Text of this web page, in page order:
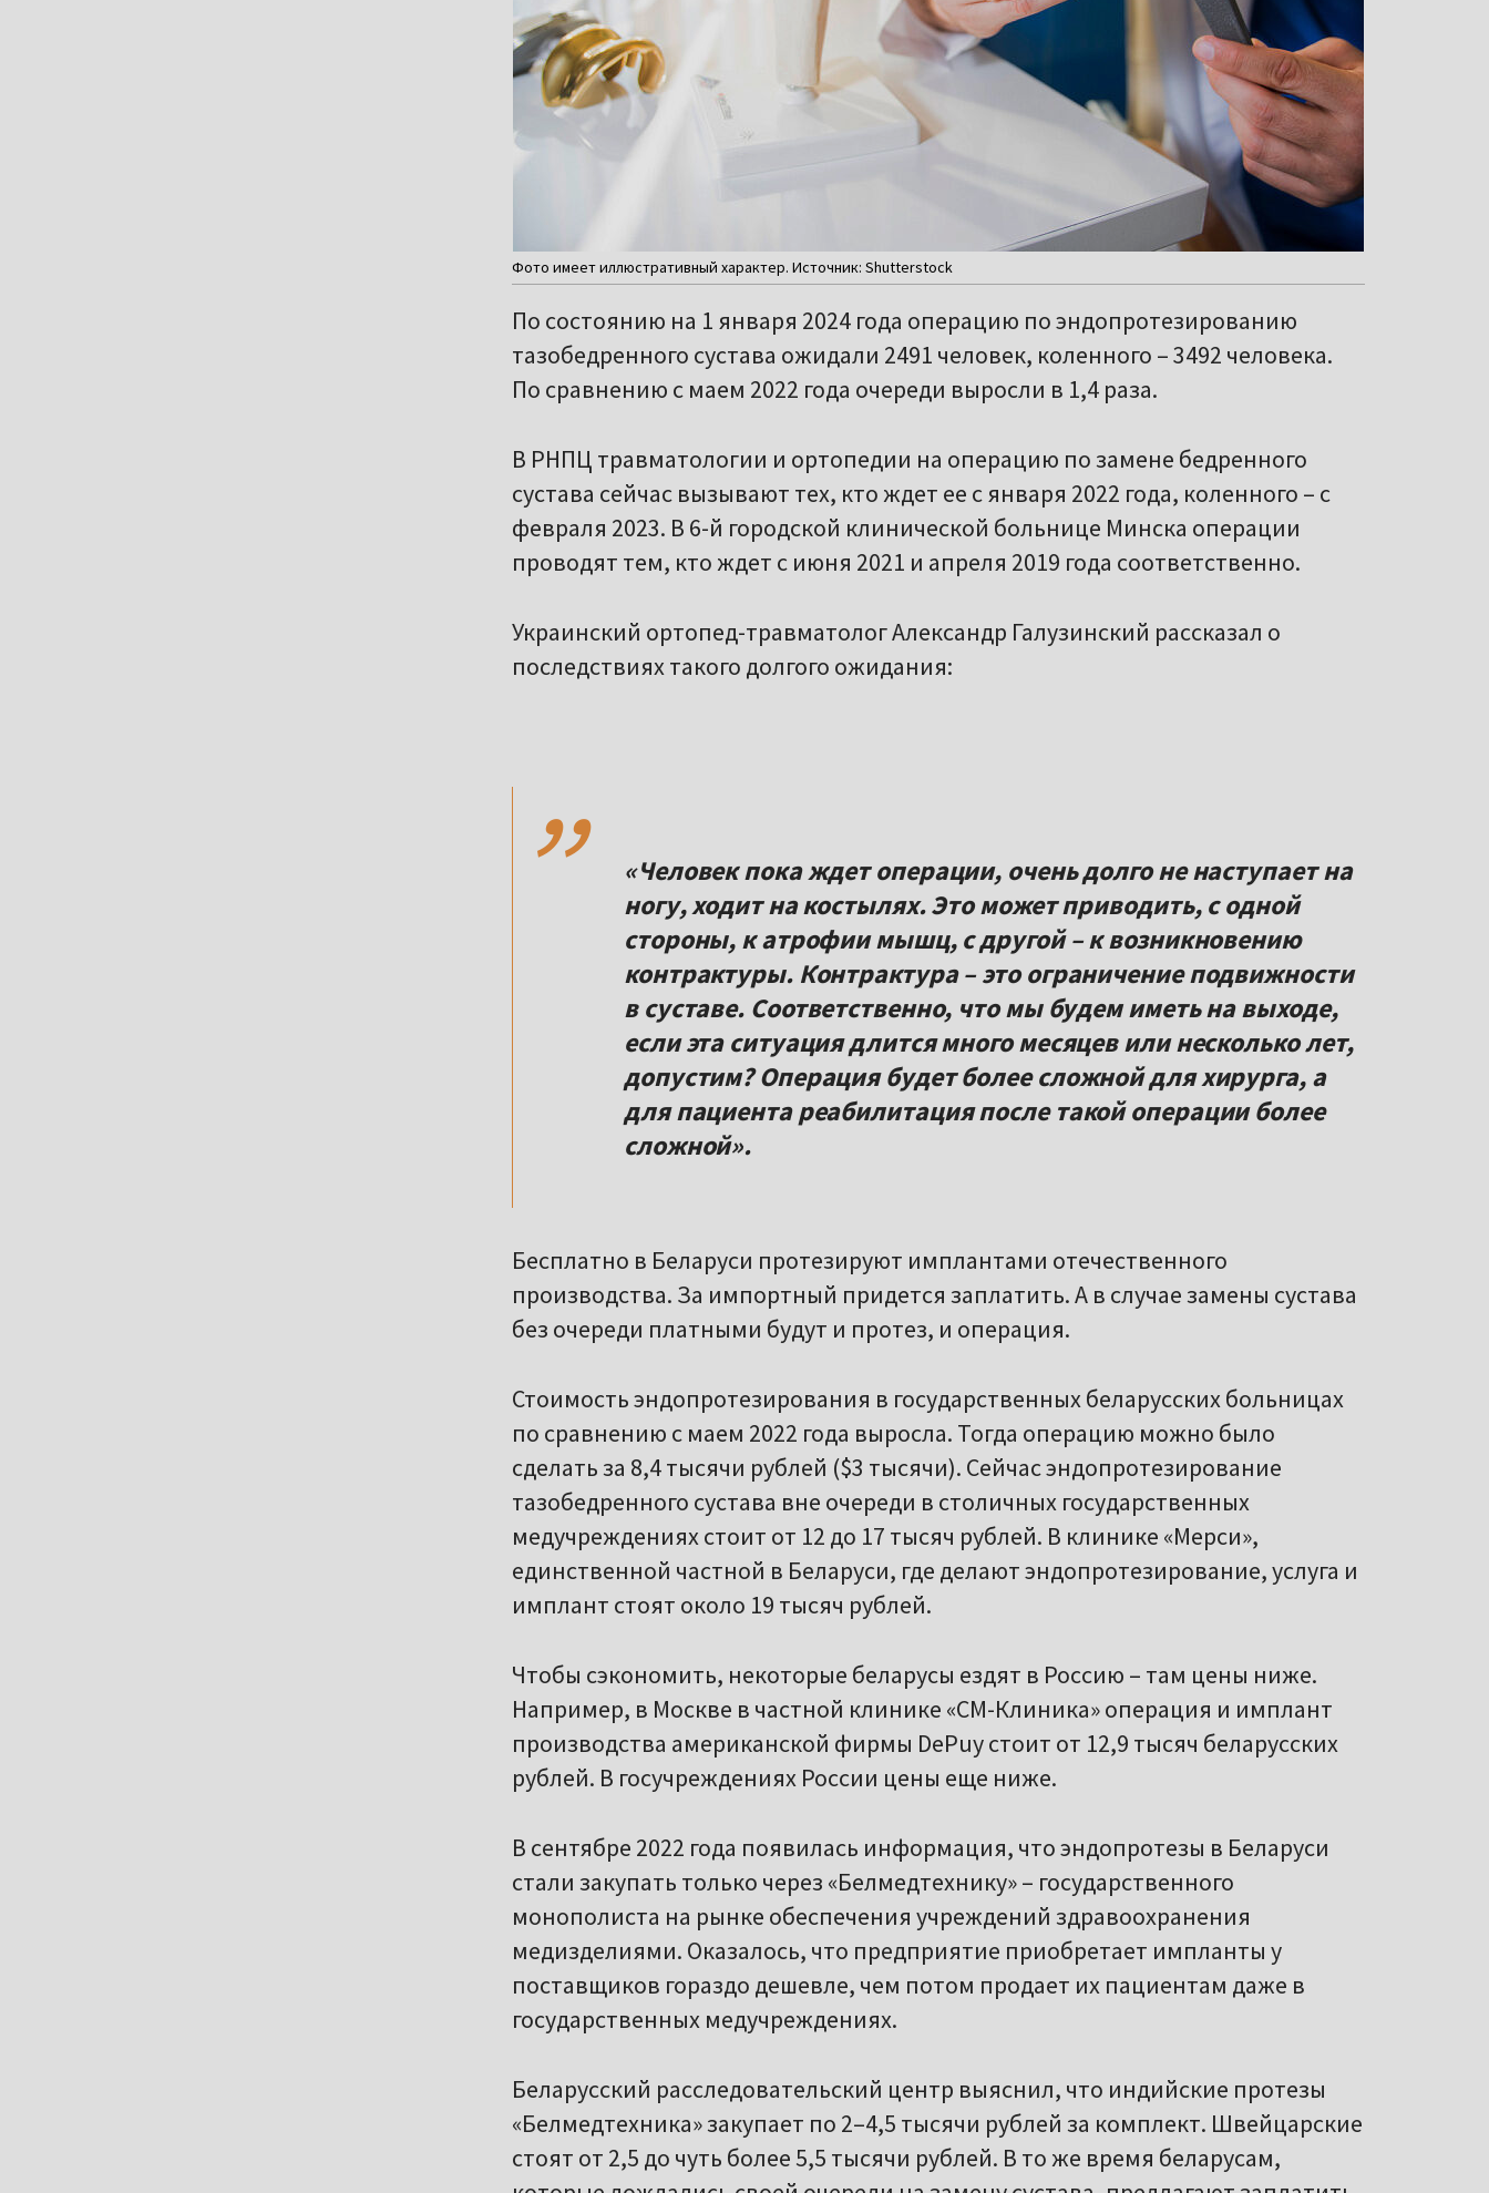
Фото имеет иллюстративный характер. Источник: Shutterstock
По состоянию на 1 января 2024 года операцию по эндопротезированию
тазобедренного сустава ожидали 2491 человек, коленного – 3492 человека.
По сравнению с маем 2022 года очереди выросли в 1,4 раза.
В РНПЦ травматологии и ортопедии на операцию по замене бедренного
сустава сейчас вызывают тех, кто ждет ее с января 2022 года, коленного – с
февраля 2023. В 6-й городской клинической больнице Минска операции
проводят тем, кто ждет с июня 2021 и апреля 2019 года соответственно.
Украинский ортопед-травматолог Александр Галузинский рассказал о
последствиях такого долгого ожидания:
,,
«Человек пока ждет операции, очень долго не наступает на
ногу, ходит на костылях. Это может приводить, с одной
стороны, к атрофии мышц, с другой – к возникновению
контрактуры. Контрактура – это ограничение подвижности
в суставе. Соответственно, что мы будем иметь на выходе,
если эта ситуация длится много месяцев или несколько лет,
допустим? Операция будет более сложной для хирурга, а
для пациента реабилитация после такой операции более
сложной».
Бесплатно в Беларуси протезируют имплантами отечественного
производства. За импортный придется заплатить. А в случае замены сустава
без очереди платными будут и протез, и операция.
Стоимость эндопротезирования в государственных беларусских больницах
по сравнению с маем 2022 года выросла. Тогда операцию можно было
сделать за 8,4 тысячи рублей ($3 тысячи). Сейчас эндопротезирование
тазобедренного сустава вне очереди в столичных государственных
медучреждениях стоит от 12 до 17 тысяч рублей. В клинике «Мерси»,
единственной частной в Беларуси, где делают эндопротезирование, услуга и
имплант стоят около 19 тысяч рублей.
Чтобы сэкономить, некоторые беларусы ездят в Россию – там цены ниже.
Например, в Москве в частной клинике «СМ-Клиника» операция и имплант
производства американской фирмы DePuy стоит от 12,9 тысяч беларусских
рублей. В госучреждениях России цены еще ниже.
В сентябре 2022 года появилась информация, что эндопротезы в Беларуси
стали закупать только через «Белмедтехнику» – государственного
монополиста на рынке обеспечения учреждений здравоохранения
медизделиями. Оказалось, что предприятие приобретает импланты у
поставщиков гораздо дешевле, чем потом продает их пациентам даже в
государственных медучреждениях.
Беларусский расследовательский центр выяснил, что индийские протезы
«Белмедтехника» закупает по 2–4,5 тысячи рублей за комплект. Швейцарские
стоят от 2,5 до чуть более 5,5 тысячи рублей. В то же время беларусам,